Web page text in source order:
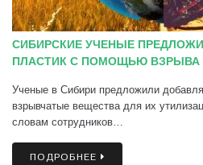
СИБИРСКИЕ УЧЕНЫЕ
ПЛАСТИК С ПОМОЩЬЮ ВЗРЫВА
Ученые в Сибири предложили
взрывчатые вещества для их
словам сотрудников…
ПОДРОБНЕЕ